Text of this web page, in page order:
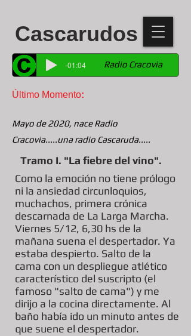
Cascarudos
-01:04 Radio Cracovia
Último Momento:
Mayo de 2020, nace Radio
Cracovia.....una radio Cascaruda.....
Tramo I. "La fiebre del vino".
Como la emoción no tiene prólogo
ni la ansiedad circunloquios,
muchachos, primera crónica
descarnada de La Larga Marcha.
Viernes 5/12, 6,30 hs de la
mañana suena el despertador. Ya
estaba despierto. Salto de la
cama con un despliegue atlético
característico del suscripto (el
famoso "salto de cama") y me
dirijo a la cocina directamente. Al
baño había ido un minuto antes de
que suene el despertador.